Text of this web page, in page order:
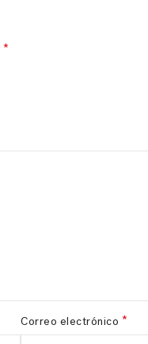
*
Correo electrónico *